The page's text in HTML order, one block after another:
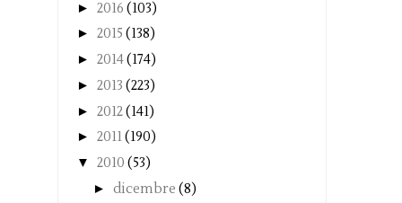
► 2016 (103)
► 2015 (138)
► 2014(174)
► 2013 (223)
► 2012(141)
► 2011(190)
▼ 2010 (53)
► dicembre (8)